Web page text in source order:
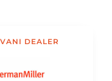
DEALER